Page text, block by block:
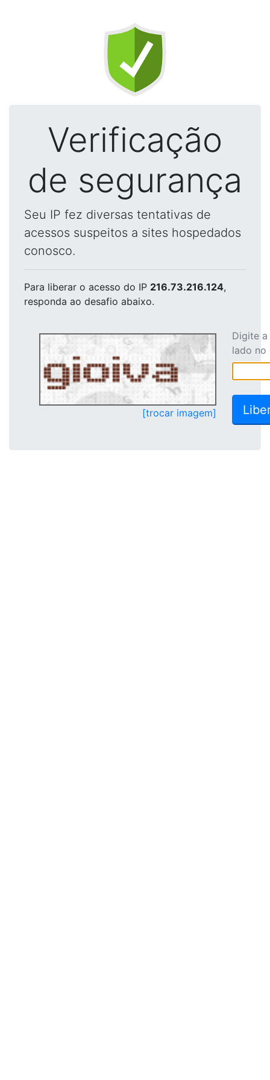
Verificação
de segurança
Seu IP fez diversas tentativas de
acessos suspeitos a sites hospedados
conosco.
Para liberar o acesso do IP 216.73.216.124,
responda ao desafio abaixo.
[trocar imagem]
Digite
lado no